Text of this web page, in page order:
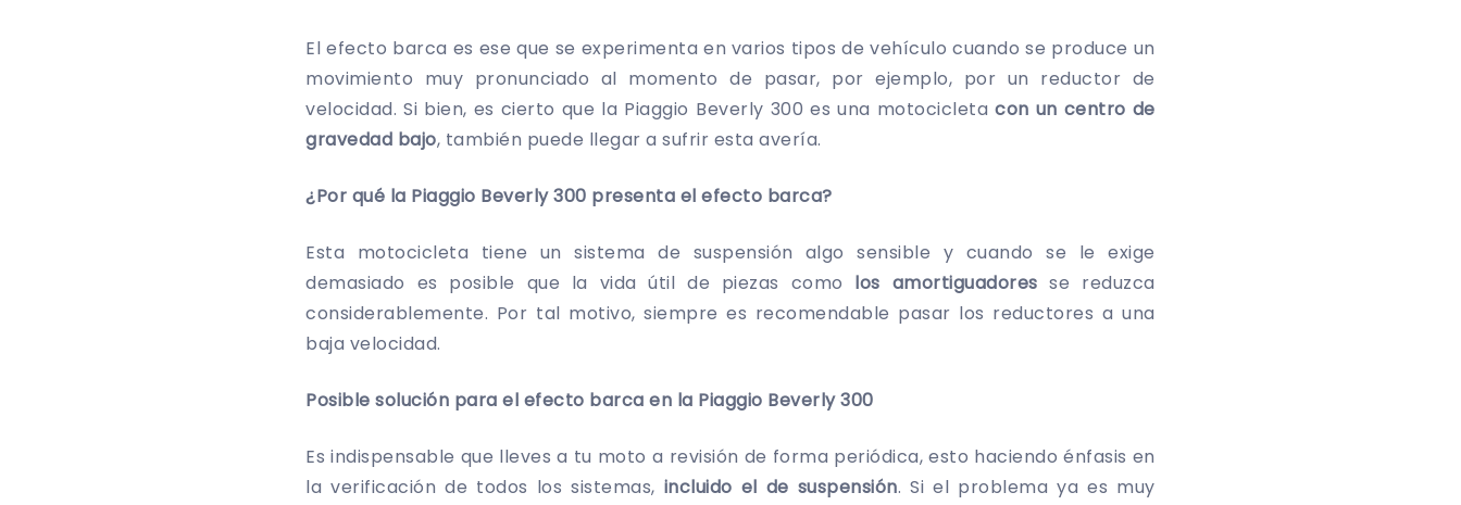
El efecto barca es ese que se experimenta en varios tipos de vehículo cuando se produce un
movimiento muy pronunciado al momento de pasar, por ejemplo, por un reductor de
velocidad. Si bien, es cierto que la Piaggio Beverly 300 es una motocicletacon un centro de
gravedad bajo, también puede llegar a sufrir esta avería.
¿Por qué la Piaggio Beverly 300 presenta el efecto barca?
Esta motocicleta tiene un sistema de suspensión algo sensible y cuando se le exige
demasiado es posible que la vida útil de piezas como los amortiguadores se reduzca
considerablemente. Por tal motivo, siempre es recomendable pasar los reductores a una
baja velocidad.
Posible solución para el efecto barca en la Piaggio Beverly 300
Es indispensable que lleves a tu moto a revisión de forma periódica, esto haciendo énfasis en
la verificación de todos los sistemas, incluido el de suspensión. Si el problema ya es muy